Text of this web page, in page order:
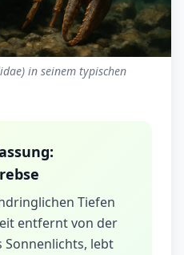
in seinem typischen
Tiefen
entfernt von der
Sonnenlichts, lebt